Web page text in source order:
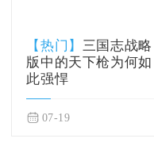
【热门】 三国志战略
版中的天下枪为何如
此强悍
07-19